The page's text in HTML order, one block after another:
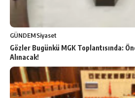
GÜNDEMSiyaset
Gözler Bugünkü MGK Toplantısında:
Alınacak!